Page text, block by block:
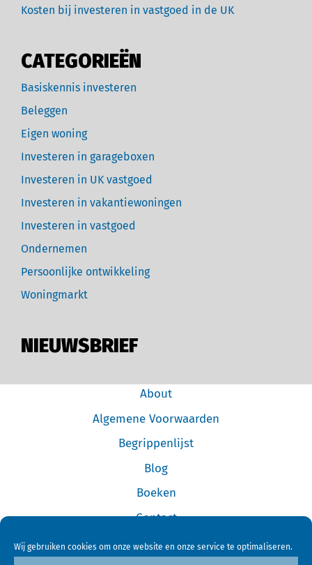
Wij gebruiken cookies om onze website en onze service te optimaliseren.
Kosten bij investeren in vastgoed in de UK
CATEGORIEËN
Basiskennis investeren
Beleggen
Eigen woning
Investeren in garageboxen
Investeren in UK vastgoed
Investeren in vakantiewoningen
Investeren in vastgoed
Ondernemen
Persoonlijke ontwikkeling
Woningmarkt
NIEUWSBRIEF
About
Algemene Voorwaarden
Begrippenlijst
Blog
Boeken
Contact
Cookiebeleid (EU)